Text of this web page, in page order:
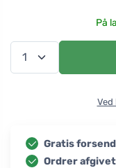
På
Ved
Gratis
Ordrer